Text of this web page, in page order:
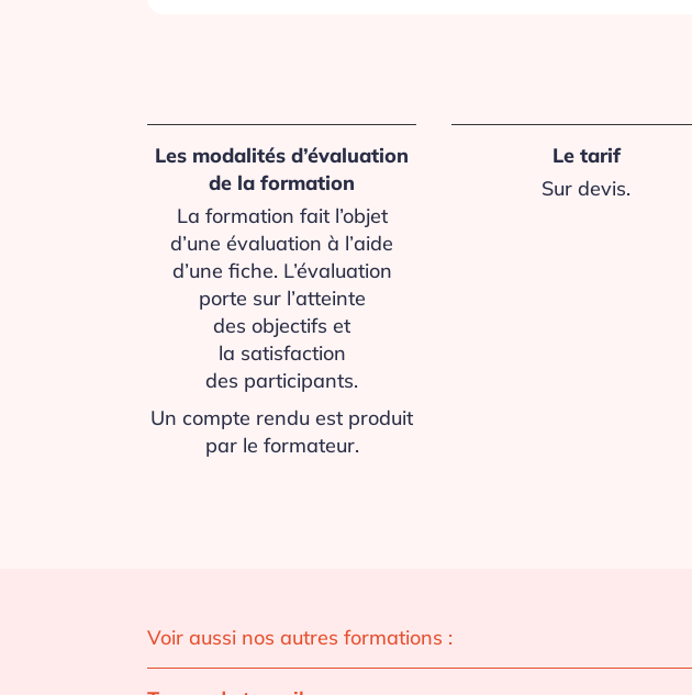
Les modalités d’évaluation
de la formation
La formation fait l’objet
d’une évaluation à l’aide
d’une fiche. L’évaluation
porte sur l’atteinte
des objectifs et
la satisfaction
des participants.
Un compte rendu est produit
par le formateur.
Le tarif
Sur devis.
Voir aussi nos autres formations :